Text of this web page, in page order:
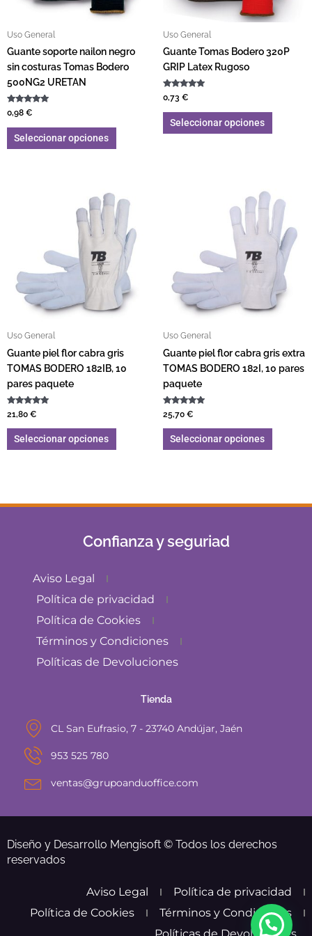
Uso General
Guante soporte nailon negro
sin costuras Tomas Bodero
500NG2 URETAN
Valorado con
5.00
de 5
0,98 €
Seleccionar opciones
Uso General
Guante Tomas Bodero 320P
GRIP Latex Rugoso
Valorado con
5.00
de 5
0,73 €
Seleccionar opciones
Uso General
Guante piel flor cabra gris
TOMAS BODERO 182IB, 10
pares paquete
Valorado con
5.00
de 5
21,80 €
Seleccionar opciones
Este producto tiene múltiples variantes.
Uso General
Guante piel flor cabra gris extra
TOMAS BODERO 182I, 10 pares
paquete
Valorado con
5.00
de 5
25,70 €
Seleccionar opciones
Confianza y seguriad
Aviso Legal
Política de privacidad
Política de Cookies
Términos y Condiciones
Políticas de Devoluciones
Tienda
CL San Eufrasio, 7 - 23740 Andújar, Jaén
953 525 780
ventas@grupoanduoffice.com
Diseño y Desarrollo Mengisoft © Todos los derechos
reservados
Aviso Legal
Política de privacidad
Política de Cookies
Términos y Condiciones